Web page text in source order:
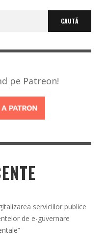
pe Patreon!
serviciilor publice
de e-guvernare